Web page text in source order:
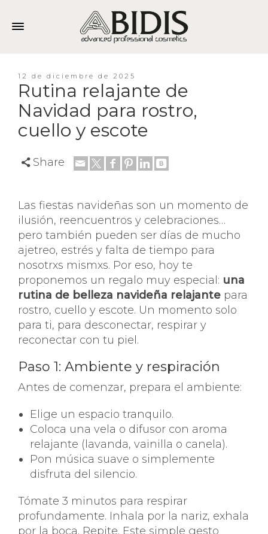
12 de diciembre de 2025
Rutina relajante de
Navidad para rostro,
cuello y escote
Share
Las fiestas navideñas son un momento de
ilusión, reencuentros y celebraciones…
pero también pueden ser días de mucho
ajetreo, estrés y falta de tiempo para
nosotrxs mismxs. Por eso, hoy te
proponemos un regalo muy especial: una
rutina de belleza navideña relajante para
rostro, cuello y escote. Un momento solo
para ti, para desconectar, respirar y
reconectar con tu piel.
Paso 1: Ambiente y respiración
Antes de comenzar, prepara el ambiente:
Elige un espacio tranquilo.
Coloca una vela o difusor con aroma
relajante (lavanda, vainilla o canela).
Pon música suave o simplemente
disfruta del silencio.
Tómate 3 minutos para respirar
profundamente. Inhala por la nariz, exhala
por la boca. Repite. Este simple gesto